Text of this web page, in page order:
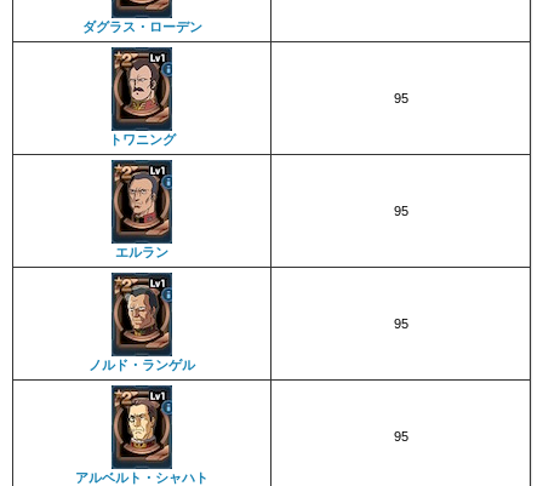
ダグラス・ローデン
トワニング
95
エルラン
95
ノルド・ランゲル
95
アルベルト・シャハト
95